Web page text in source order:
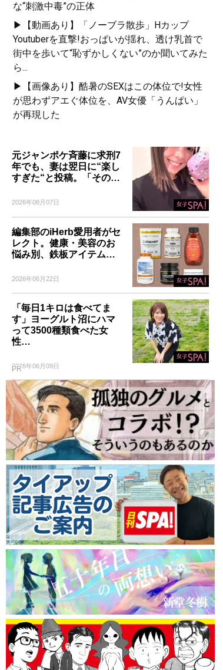
な“刺激中毒”の正体
▶【動画あり】「ノーブラ散歩」Hカップ
Youtuberを直撃!おっぱいが揺れ、透け乳首で
街中を歩いて“恥ずかしくない”のか聞いてみた
ら...
▶【画像あり】酷暑のSEXはこの体位で!女性
が思わずアエぐ体位を、AV女優「うんぱい」
が再現した
元ジャンポケ斉藤に求刑7
年でも、妻は翌日に“楽し
すぎた“と投稿。「その…
2026年08月07日
編集部のiHerb愛用者がセ
レクト。健康・美容のお
悩み別、鉄板アイテム…
2026年06月22日
「毎日1キロは食べてま
す」ヨーグルト沼にハマ
って3500種類食べた女
性…
2026年06月09日
PR